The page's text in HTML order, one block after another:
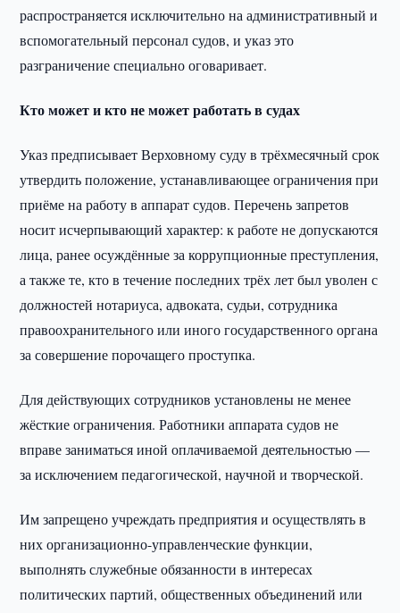
распространяется исключительно на административный и
вспомогательный персонал судов, и указ это
разграничение специально оговаривает.
Кто может и кто не может работать в судах
Указ предписывает Верховному суду в трёхмесячный срок
утвердить положение, устанавливающее ограничения при
приёме на работу в аппарат судов. Перечень запретов
носит исчерпывающий характер: к работе не допускаются
лица, ранее осуждённые за коррупционные преступления,
а также те, кто в течение последних трёх лет был уволен с
должностей нотариуса, адвоката, судьи, сотрудника
правоохранительного или иного государственного органа
за совершение порочащего проступка.
Для действующих сотрудников установлены не менее
жёсткие ограничения. Работники аппарата судов не
вправе заниматься иной оплачиваемой деятельностью —
за исключением педагогической, научной и творческой.
Им запрещено учреждать предприятия и осуществлять в
них организационно-управленческие функции,
выполнять служебные обязанности в интересах
политических партий, общественных объединений или